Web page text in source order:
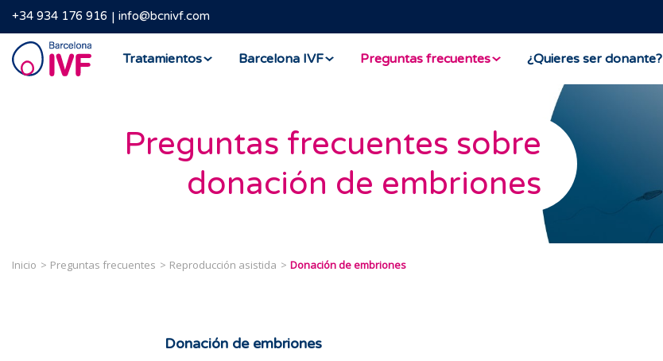
+34 934 176 916 info@bcnivf.com
Barcelona
IVF
Tratamientos Barcelona IVF Preguntas frecuentes ¿Quieres ser donante?
Preguntas frecuentes sobre
donación de embriones
Inicio Preguntas frecuentes Reproducción asistida Donación de embriones
Donación de embriones